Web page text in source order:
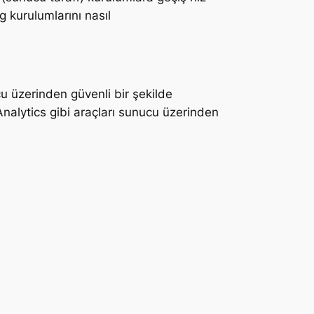
nasıl
üzerinden güvenli bir şekilde
gibi araçları sunucu üzerinden